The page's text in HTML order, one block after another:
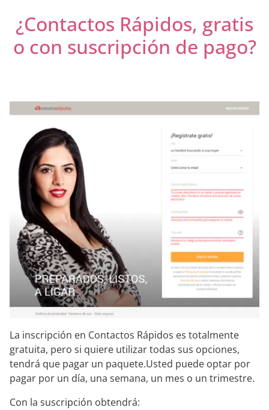
¿Contactos Rápidos, gratis
o con suscripción de pago?
La inscripción en Contactos Rápidos es totalmente
gratuita, pero si quiere utilizar todas sus opciones,
tendrá que pagar un paquete.Usted puede optar por
pagar por un día, una semana, un mes o un trimestre.
Con la suscripción obtendrá: